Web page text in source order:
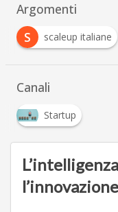
Argomenti
S
scaleup italiane
Canali
Startup
l’innovazione